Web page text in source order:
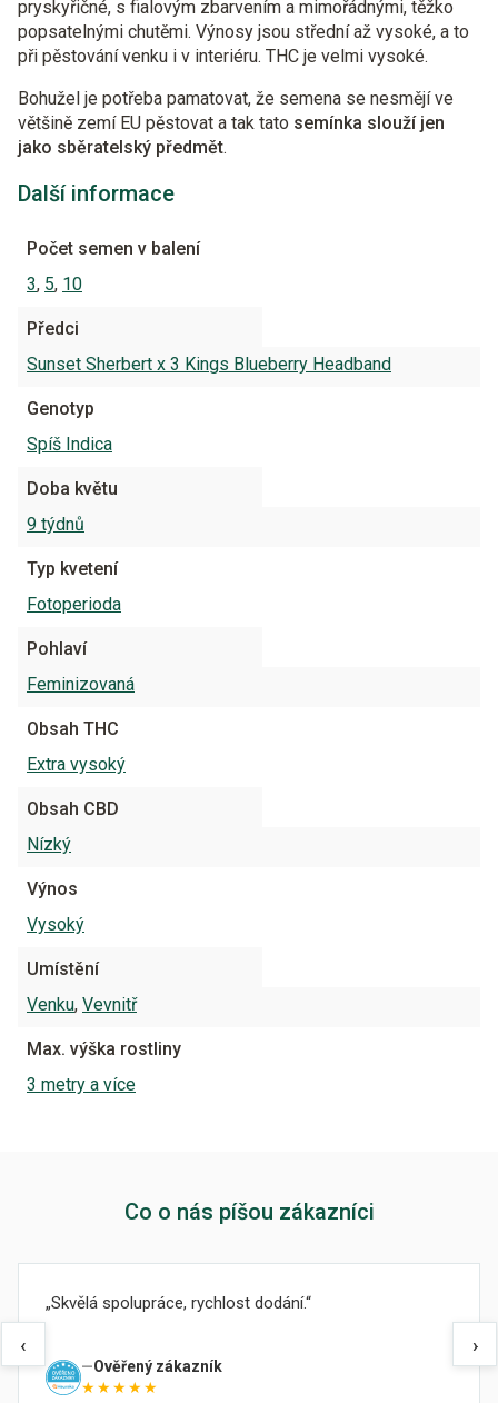
pryskyřičné, s fialovým zbarvením a mimořádnými, těžko
popsatelnými chutěmi. Výnosy jsou střední až vysoké, a to
při pěstování venku i v interiéru. THC je velmi vysoké.
Bohužel je potřeba pamatovat, že semena se nesmějí ve
většině zemí EU pěstovat a tak tato semínka slouží jen
jako sběratelský předmět.
Další informace
Počet semen v balení
3, 5, 10
Předci
Sunset Sherbert x 3 Kings Blueberry Headband
Genotyp
Spíš Indica
Doba květu
9 týdnů
Typ kvetení
Fotoperioda
Pohlaví
Feminizovaná
Obsah THC
Extra vysoký
Obsah CBD
Nízký
Výnos
Vysoký
Umístění
Venku, Vevnitř
Max. výška rostliny
3 metry a více
Co o nás píšou zákazníci
‹
Skvělá spolupráce, rychlost dodání.
Ověřený zákazník
★★★★★
›